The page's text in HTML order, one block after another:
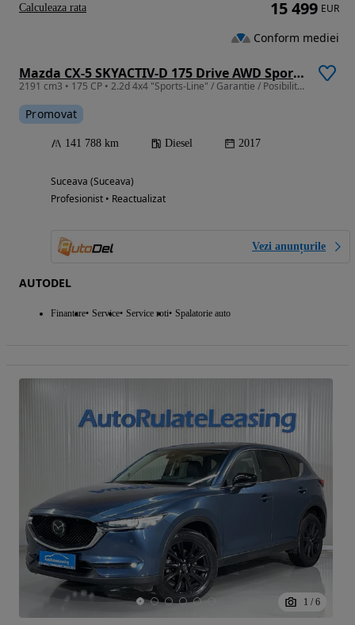
Mazda CX-5 SKYACTIV-D 175 Drive AWD Sports-Line
2191 cm3 • 175 CP • 2.2d 4x4 "Sports-Line" / Garantie / Posibilitate Leasing
Promovat
141 788 km Diesel 2017
Suceava (Suceava)
Profesionist • Reactualizat
Vezi anunțurile
AUTODEL
Finantare Service Service roti Spalatorie auto
15 499 EUR
Conform mediei
Calculeaza rata
1 / 6